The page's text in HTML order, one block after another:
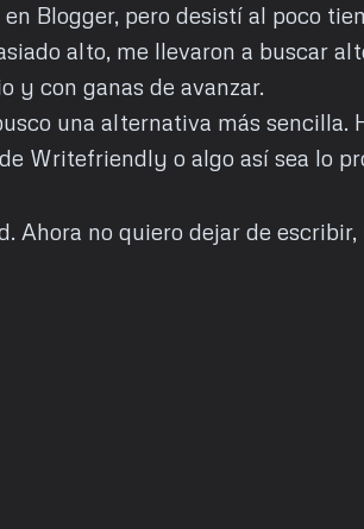
Blogger, pero desistí al poco
alto, me llevaron a buscar
y con ganas de avanzar.
una alternativa más sencilla.
Writefriendly o algo así sea lo
Ahora no quiero dejar de